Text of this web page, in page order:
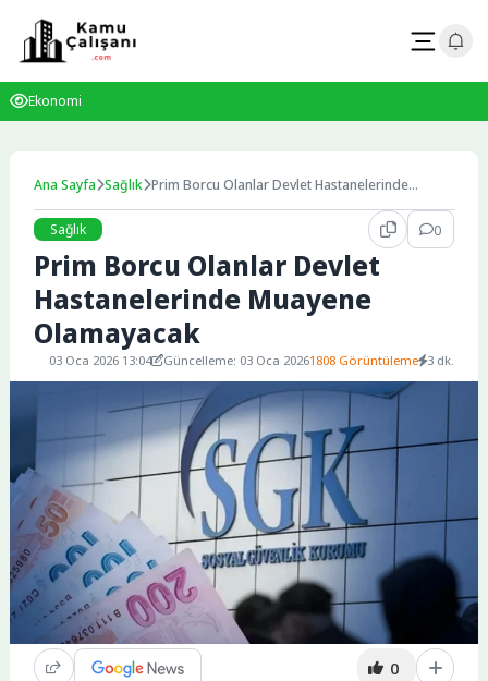
content
Ekonomi
Ana Sayfa Sağlık Prim Borcu Olanlar Devlet Hastanelerinde
Sağlık
0
Prim Borcu Olanlar Devlet
Hastanelerinde Muayene
Olamayacak
03 Oca 2026 13:04 Güncelleme: 03 Oca 20261808 Görüntüleme 3 dk.
0